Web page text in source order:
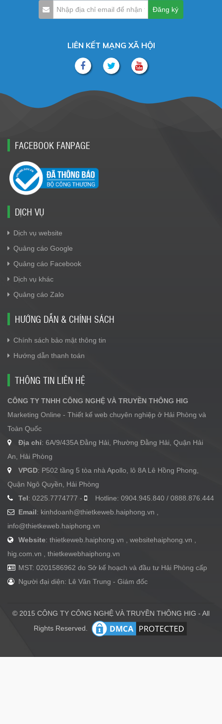
LIÊN KẾT MẠNG XÃ HỘI
FACEBOOK FANPAGE
DỊCH VỤ
Dịch vụ website
Quảng cáo Google
Quảng cáo Facebook
Dịch vụ khác
Quảng cáo Zalo
HƯỚNG DẪN & CHÍNH SÁCH
Chính sách bảo mật thông tin
Hướng dẫn thanh toán
THÔNG TIN LIÊN HỆ
CÔNG TY TNHH CÔNG NGHỆ VÀ TRUYỀN THÔNG HIG
Marketing Online - Thiết kế web chuyên nghiệp ở Hải Phòng và
Toàn Quốc
Địa chỉ: 6A/9/435A Đằng Hải, Phường Đằng Hải, Quận Hải
An, Hải Phòng
VPGD: P502 tầng 5 tòa nhà Apollo, lô 8A Lê Hồng Phong,
Quận Ngô Quyền, Hải Phòng
Tel: 0225.7774777 -
Hotline: 0904.945.840 / 0888.876.444
Email: kinhdoanh@thietkeweb.haiphong.vn
info@thietkeweb.haiphong.vn
Website: thietkeweb.haiphong.vn , websitehaiphong.vn ,
hig.com.vn , thietkewebhaiphong.vn
MST: 0201586962 do Sở kế hoạch và đầu tư Hải Phòng cấp
Người đại diện: Lê Văn Trung - Giám đốc
© 2015 CÔNG TY CÔNG NGHỆ VÀ TRUYỀN THÔNG HIG - All
Rights Reserved.